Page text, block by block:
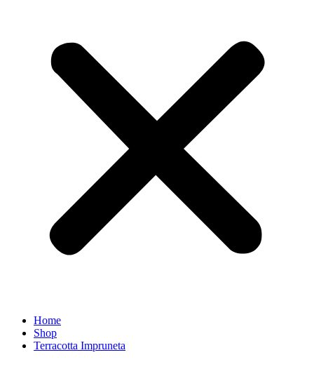
Home
Shop
Terracotta Impruneta